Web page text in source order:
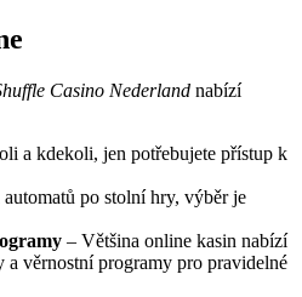
Casino Nederland nabízí
a kdekoli, jen potřebujete přístup k
po stolní hry, výběr je
– Většina online kasin nabízí
věrnostní programy pro pravidelné